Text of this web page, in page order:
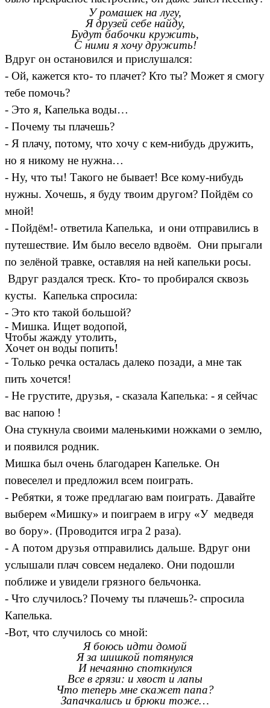
У ромашек на лугу,
Я друзей себе найду,
Будут бабочки кружить,
С ними я хочу дружить!
Вдруг он остановился и прислушался:
- Ой, кажется кто- то плачет? Кто ты? Может я смогу
тебе помочь?
- Это я, Капелька воды…
- Почему ты плачешь?
- Я плачу, потому, что хочу с кем-нибудь дружить,
но я никому не нужна…
- Ну, что ты! Такого не бывает! Все кому-нибудь
нужны. Хочешь, я буду твоим другом? Пойдём со
мной!
- Пойдём!- ответила Капелька, и они отправились в
путешествие. Им было весело вдвоём. Они прыгали
по зелёной травке, оставляя на ней капельки росы.
Вдруг раздался треск. Кто- то пробирался сквозь
кусты. Капелька спросила:
- Это кто такой большой?
- Мишка. Ищет водопой,
Чтобы жажду утолить,
Хочет он воды попить!
- Только речка осталась далеко позади, а мне так
пить хочется!
- Не грустите, друзья, - сказала Капелька: - я сейчас
вас напою !
Она стукнула своими маленькими ножками о землю,
и появился родник.
Мишка был очень благодарен Капельке. Он
повеселел и предложил всем поиграть.
- Ребятки, я тоже предлагаю вам поиграть. Давайте
выберем «Мишку» и поиграем в игру «У медведя
во бору». (Проводится игра 2 раза).
- А потом друзья отправились дальше. Вдруг они
услышали плач совсем недалеко. Они подошли
поближе и увидели грязного бельчонка.
- Что случилось? Почему ты плачешь?- спросила
Капелька.
-Вот, что случилось со мной:
Я боюсь идти домой
Я за шишкой потянулся
И нечаянно споткнулся
Все в грязи: и хвост и лапы
Что теперь мне скажет папа?
Запачкались и брюки тоже…